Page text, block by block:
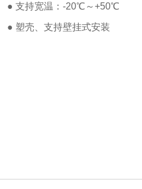
● 支持宽温：-20℃～+50℃
● 塑壳、支持壁挂式安装